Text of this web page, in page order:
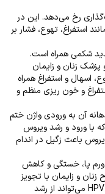
رخ می‌دهد. این در
استفراغ، تهوع، فشار بر
شکمی همراه است.
پزشک زنان و زایمان
اسهال و استفراغ همراه
و خون ریزی منظم و
آن به ورودی واژن ختم
با ورود و رشد ویروس
باعث زگیل در اندام
ورم پا، خستگی و کاهش
و زایمان با تجویز
می‌تواند از رشد